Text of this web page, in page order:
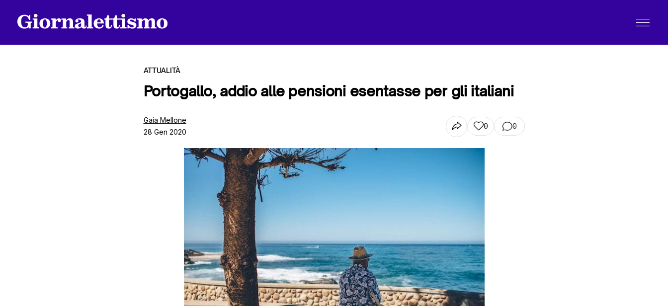
ATTUALITÀ
Portogallo, addio alle pensioni esentasse per gli italiani
Gaia Mellone
28 Gen 2020
0 0